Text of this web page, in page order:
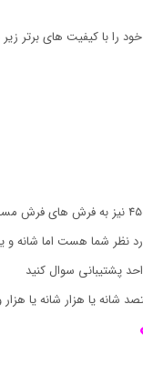
با کیفیت های برتر زیر
نظر شما هست اما شانه و
پشتیبانی سوال کنید
شانه یا هزار شانه یا